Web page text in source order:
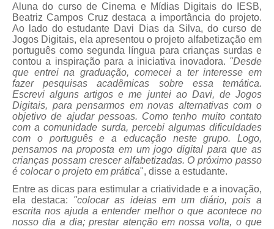
Aluna do curso de Cinema e Mídias Digitais do IESB,
Beatriz Campos Cruz destaca a importância do projeto.
Ao lado do estudante Davi Dias da Silva, do curso de
Jogos Digitais, ela apresentou o projeto alfabetização em
português como segunda língua para crianças surdas e
contou a inspiração para a iniciativa inovadora. "Desde
que entrei na graduação, comecei a ter interesse em
fazer pesquisas acadêmicas sobre essa temática.
Escrevi alguns artigos e me juntei ao Davi, de Jogos
Digitais, para pensarmos em novas alternativas com o
objetivo de ajudar pessoas. Como tenho muito contato
com a comunidade surda, percebi algumas dificuldades
com o português e a educação neste grupo. Logo,
pensamos na proposta em um jogo digital para que as
crianças possam crescer alfabetizadas. O próximo passo
é colocar o projeto em prática", disse a estudante.
Entre as dicas para estimular a criatividade e a inovação,
ela destaca: "colocar as ideias em um diário, pois a
escrita nos ajuda a entender melhor o que acontece no
nosso dia a dia; prestar atenção em nossa volta, o que